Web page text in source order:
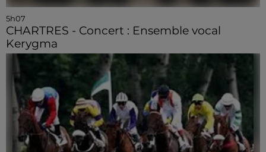
5h07
CHARTRES - Concert : Ensemble vocal
Kerygma